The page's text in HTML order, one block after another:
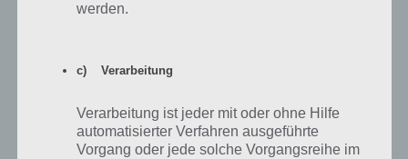
Die APN Daten werden automatisch gespeichert.
werden.
c) Verarbeitung
Verarbeitung ist jeder mit oder ohne Hilfe
automatisierter Verfahren ausgeführte
Vorgang oder jede solche Vorgangsreihe im